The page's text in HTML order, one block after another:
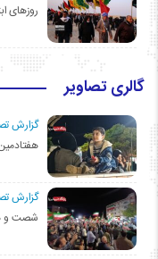
روزهای
گالری تصاویر
گزارش
گزارش
شصت و